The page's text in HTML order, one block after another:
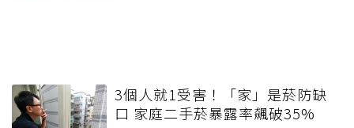
3個人就1受害！「家」是菸防缺
口 家庭二手菸暴露率飆破35%